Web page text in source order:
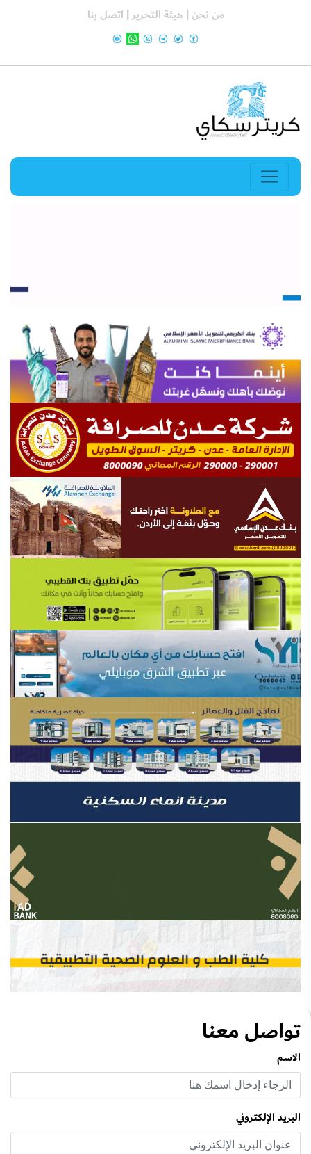
من نحن | هيئة التحرير | اتصل بنا
تواصل معنا
الاسم
البريد اﻹلكتروني